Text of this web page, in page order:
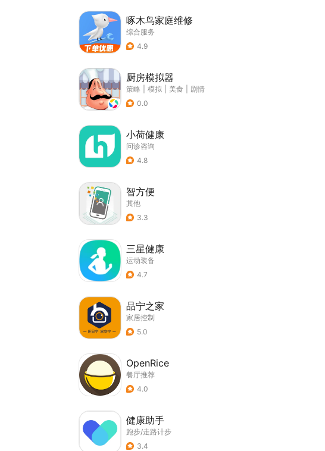
啄木鸟家庭维修
综合服务
4.9
厨房模拟器
策略 模拟 美食
剧情
0.0
小荷健康
问诊咨询
4.8
智方便
其他
3.3
三星健康
运动装备
4.7
品宁之家
家居控制
5.0
OpenRice
餐厅推荐
4.0
健康助手
跑步/走路计步
3.4